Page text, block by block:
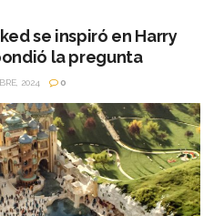
se inspiró en Harry
la pregunta
2024 0